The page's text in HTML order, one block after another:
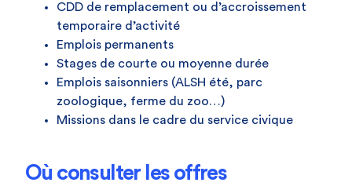
CDD de remplacement ou d’accroissement
temporaire d’activité
Emplois permanents
Stages de courte ou moyenne durée
Emplois saisonniers (ALSH été, parc
zoologique, ferme du zoo…)
Missions dans le cadre du service civique
Où consulter les offres